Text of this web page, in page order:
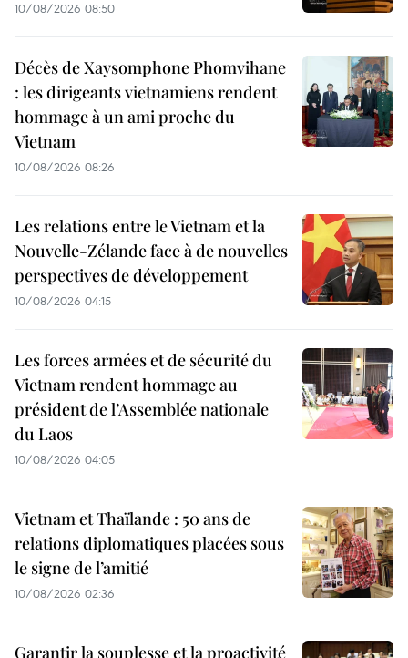
10/08/2026 08:50
Décès de Xaysomphone Phomvihane
: les dirigeants vietnamiens rendent
hommage à un ami proche du
Vietnam
10/08/2026 08:26
Les relations entre le Vietnam et la
Nouvelle-Zélande face à de nouvelles
perspectives de développement
10/08/2026 04:15
Les forces armées et de sécurité du
Vietnam rendent hommage au
président de l’Assemblée nationale
du Laos
10/08/2026 04:05
Vietnam et Thaïlande : 50 ans de
relations diplomatiques placées sous
le signe de l’amitié
10/08/2026 02:36
Garantir la souplesse et la proactivité